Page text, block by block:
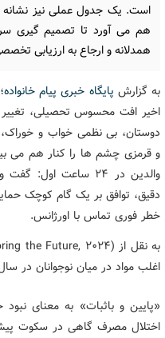
است. یک جدول عملی نیز نشانه
هم می آورد تا تصمیم گیری
همدلانه و ارجاع به ارزیابی
به گزارش پایگاه خبری پیام خانواده
اخیر افت محسوس تحصیلی،
دوستان، بی نظمی خواب و خوراک،
و قرمزی چشم ها را کنار هم می
والدین در ۲۴ ساعت
دقیق، توافق بر یک گام کوچک
خطر فوری تماس با اورژانس.
اغلب مواد در میان نوجوانان در سال ۲۰۲۴ پایین و باثبات مانده
«پایین و باثبات» به معنای
اختلال مصرف گاهی در سکوت